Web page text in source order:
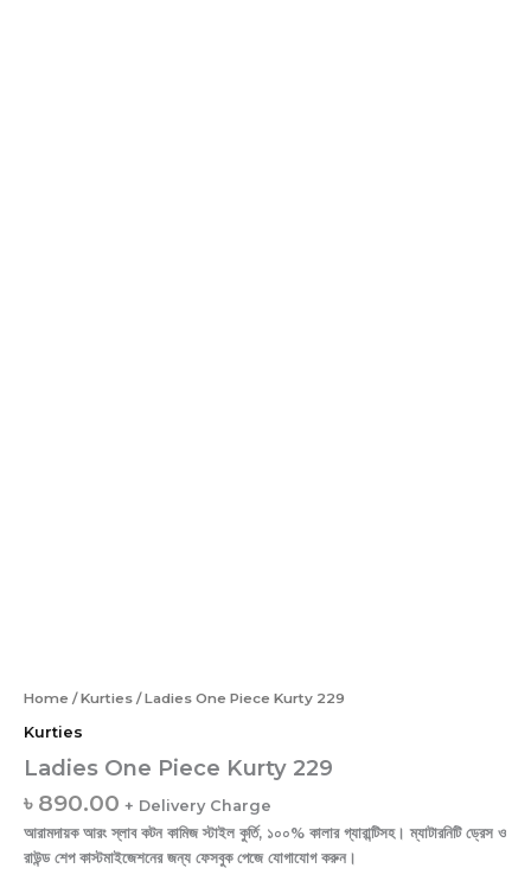
Home /Kurties / Ladies One Piece Kurty 229
Kurties
Ladies One Piece Kurty 229
৳ 890.00 + Delivery Charge
আরামদায়ক আরং স্লাব কটন কামিজ স্টাইল কুর্তি, ১০০% কালার গ্যারান্টিসহ। ম্যাটারনিটি ড্রেস ও
রাউন্ড শেপ কাস্টমাইজেশনের জন্য ফেসবুক পেজে যোগাযোগ করুন।